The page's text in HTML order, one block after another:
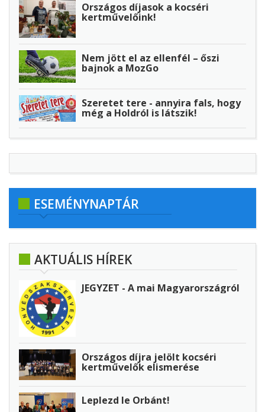
Országos díjasok a kocséri
kertművelőink!
Nem jött el az ellenfél – őszi
bajnok a MozGo
Szeretet tere - annyira fals, hogy
még a Holdról is látszik!
ESEMÉNYNAPTÁR
AKTUÁLIS HÍREK
JEGYZET - A mai Magyarországról
Országos díjra jelölt kocséri
kertművelők elismerése
Leplezd le Orbánt!